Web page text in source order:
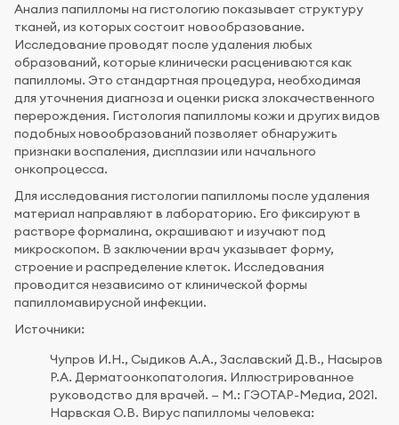
Анализ папилломы на гистологию показывает структуру
тканей, из которых состоит новообразование.
Исследование проводят после удаления любых
образований, которые клинически расцениваются как
папилломы. Это стандартная процедура, необходимая
для уточнения диагноза и оценки риска злокачественного
перерождения. Гистология папилломы кожи и других видов
подобных новообразований позволяет обнаружить
признаки воспаления, дисплазии или начального
онкопроцесса.
Для исследования гистологии папилломы после удаления
материал направляют в лабораторию. Его фиксируют в
растворе формалина, окрашивают и изучают под
микроскопом. В заключении врач указывает форму,
строение и распределение клеток. Исследования
проводится независимо от клинической формы
папилломавирусной инфекции.
Источники:
Чупров И.Н., Сыдиков А.А., Заславский Д.В., Насыров
Р.А. Дерматоонкопатология. Иллюстрированное
руководство для врачей. — М.: ГЭОТАР-Медиа, 2021.
Нарвская О.В. Вирус папилломы человека: